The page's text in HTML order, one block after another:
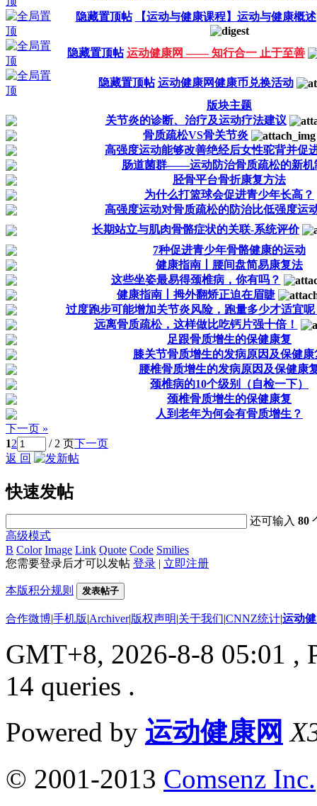
隐藏置顶帖
【运动与健康课程】运动与健康概述
隐藏置顶帖 运动健康网 —— 知行合一 止于至善
隐藏置顶帖 运动健康网健康币兑换活动
版块主题
关节炎的诊断、治疗及运动疗法建议
骨质疏松VS骨关节炎
高强度运动能够改善绝经后女性驼背并促
肠道菌群——运动防治骨质疏松的新机
胫骨平台骨折康复方法
为什么打篮球会促进青少年长高？
高强度运动对骨质疏松的防治比低强度运
长期站立与肌肉骨骼症状的关联-系统评价
7种促进青少年骨骼健康的运动
健康指南丨腰间盘简易康复法
这些坐姿最易得颈椎病，你有吗？
健康指南丨拇外翻矫正迫在眉睫
过度跑步可能增加关节炎风险，跑量多少才适宜呢
远离骨质疏松，这样做比吃钙片强十倍！
足跟骨质增生的保健康复
膝关节骨质增生的发病原因及保健康
腰椎骨质增生的发病原因及保健康
颈椎病的10个级别（自检一下）
颈椎骨质增生的保健康复
人到老年为何会有骨质增生？
下一页 »
12 / 2 页下一页
返 回
快速发帖
还可输入80
高级模式
B Color Image Link Quote Code Smilies
您需要登录后才可以发帖 登录 | 立即注册
本版积分规则 发表帖子
合作微博|手机版|Archiver|版权声明|关于我们|CNNZ统计|运动
GMT+8, 2026-8-8 05:01 ,
14 queries .
Powered by 运动健康网
© 2001-2013 Comsenz Inc.